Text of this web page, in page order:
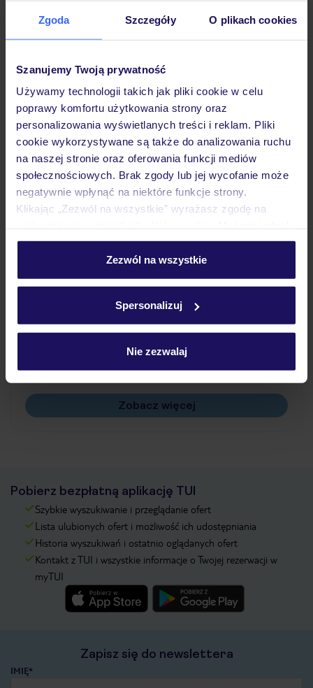
Zgoda Szczegóły O plikach cookies
Szanujemy Twoją prywatność
Używamy technologii takich jak pliki cookie w celu
poprawy komfortu użytkowania strony oraz
personalizowania wyświetlanych treści i reklam. Pliki
cookie wykorzystywane są także do analizowania ruchu
na naszej stronie oraz oferowania funkcji mediów
społecznościowych. Brak zgody lub jej wycofanie może
negatywnie wpłynąć na niektóre funkcje strony.
Klikając „Zezwól na wszystkie” wyrażasz zgodę na
personalizować swój wybór wchodząc w zakładkę
Szczegółowe informacje o plikach cookie znajdziesz
Zezwól na wszystkie
Spersonalizuj
Nie zezwalaj
Hotel
Pokoje
Wyżywienie
Atrakcje
Ważne informacje
Często zadawane pytania
Jak zmienić uczestników/osobę zgłaszającą?
Czy w Hotelu będzie przedstawiciel TUI?
Zobacz więcej
Pobierz bezpłatną aplikację TUI
Szybkie wyszukiwanie i przeglądanie ofert
Lista ulubionych ofert i możliwość ich udostępniania
Historia wyszukiwań i ostatnio oglądanych ofert
Kontakt z TUI i wszystkie informacje o Twojej rezerwacji w
myTUI
Zapisz się do newslettera
IMIĘ*